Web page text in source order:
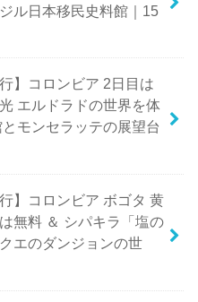
ル日本移民史料館｜15
】コロンビア 2日目は
エルドラドの世界を体
モンセラッテの展望台
】コロンビア ボゴタ 黄
無料 ＆ シパキラ「塩の
エのダンジョンの世